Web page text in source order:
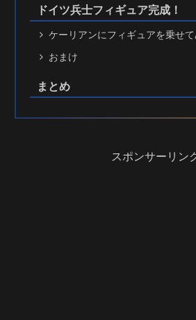
ドイツ兵士フィギュア完成！
ケーリアンにフィギュアを乗せて
おまけ
まとめ
スポンサーリン